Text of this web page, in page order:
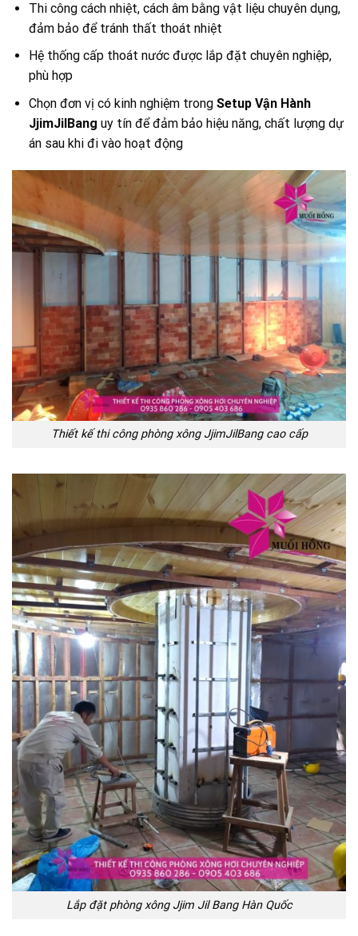
Thi công cách nhiệt, cách âm bằng vật liệu chuyên dụng,
đảm bảo để tránh thất thoát nhiệt
Hệ thống cấp thoát nước được lắp đặt chuyên nghiệp,
phù hợp
Chọn đơn vị có kinh nghiệm trong Setup Vận Hành
JjimJilBang uy tín để đảm bảo hiệu năng, chất lượng dự
án sau khi đi vào hoạt động
Thiết kế thi công phòng xông JjimJilBang cao cấp
Lắp đặt phòng xông Jjim Jil Bang Hàn Quốc